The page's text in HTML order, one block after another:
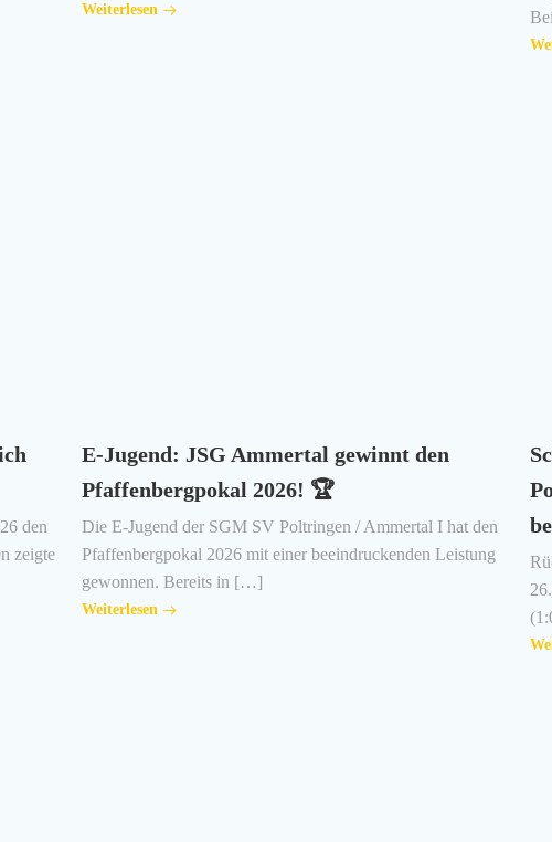
Weiterlesen
den
zeigte
E-Jugend: JSG Ammertal gewinnt den
Pfaffenbergpokal 2026! 🏆
Die E-Jugend der SGM SV Poltringen / Ammertal I hat den
Pfaffenbergpokal 2026 mit einer beeindruckenden Leistung
gewonnen. Bereits in […]
Weiterlesen